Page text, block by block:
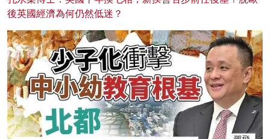
後英國經濟為何仍然低迷？